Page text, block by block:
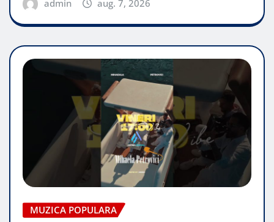
admin aug. 7, 2026
MUZICA POPULARA